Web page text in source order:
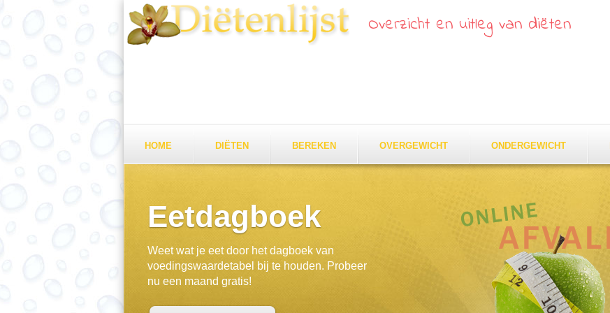
Overzicht en uitleg van diëten
HOME DIËTEN BEREKEN OVERGEWICHT ONDERGEWICHT
Eetdagboek
Weet wat je eet door het dagboek van
voedingswaardetabel bij te houden. Probeer
nu een maand gratis!